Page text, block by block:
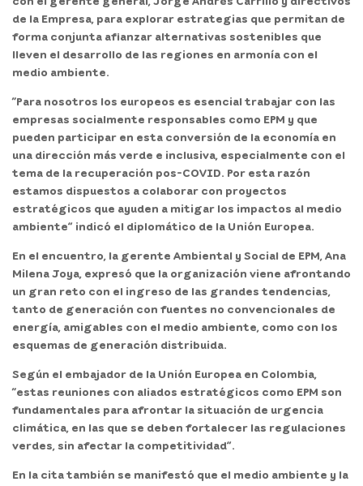
de la Empresa, para explorar estrategias que permitan de
forma conjunta afianzar alternativas sostenibles que
lleven el desarrollo de las regiones en armonía con el
medio ambiente.
“Para nosotros los europeos es esencial trabajar con las
empresas socialmente responsables como EPM y que
pueden participar en esta conversión de la economía en
una dirección más verde e inclusiva, especialmente con el
tema de la recuperación pos-COVID. Por esta razón
estamos dispuestos a colaborar con proyectos
estratégicos que ayuden a mitigar los impactos al medio
ambiente” indicó el diplomático de la Unión Europea.
En el encuentro, la gerente Ambiental y Social de EPM, Ana
Milena Joya, expresó que la organización viene afrontando
un gran reto con el ingreso de las grandes tendencias,
tanto de generación con fuentes no convencionales de
energía, amigables con el medio ambiente, como con los
esquemas de generación distribuida.
Según el embajador de la Unión Europea en Colombia,
“estas reuniones con aliados estratégicos como EPM son
fundamentales para afrontar la situación de urgencia
climática, en las que se deben fortalecer las regulaciones
verdes, sin afectar la competitividad”.
En la cita también se manifestó que el medio ambiente y la